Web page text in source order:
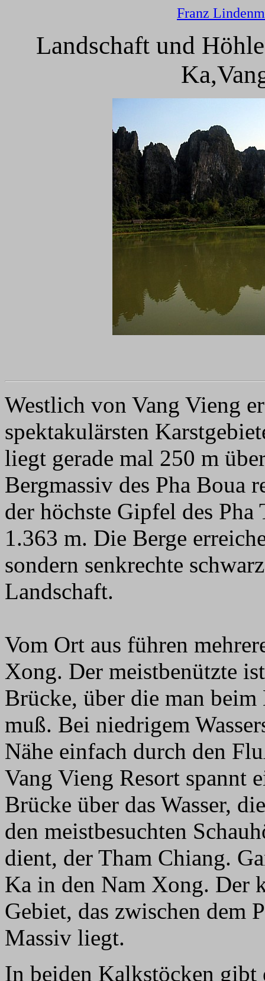
Franz
Landschaft und
Westlich von Vang Vieng
spektakulärsten
liegt gerade mal 250 m
Bergmassiv des Pha Boua
der höchste Gipfel des
1.363 m. Die Berge
sondern senkrechte
Landschaft.
Vom Ort aus führen
Xong. Der meistbenützte
Brücke, über die man
muß. Bei niedrigem
Nähe einfach durch den
Vang Vieng Resort spannt
Brücke über das Wasser,
den meistbesuchten
dient, der Tham Chiang.
Ka in den Nam Xong. Der
Gebiet, das zwischen dem
Massiv liegt.
In beiden Kalkstöcken gibt